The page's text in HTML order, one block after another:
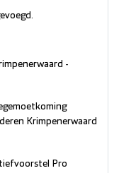
-
Krimpenerwaard
Pro